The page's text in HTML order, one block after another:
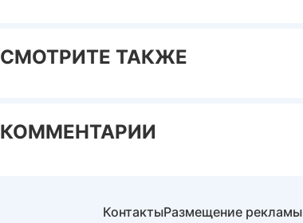
СМОТРИТЕ ТАКЖЕ
КОММЕНТАРИИ
КонтактыРазмещение рекламы